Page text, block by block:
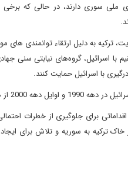
ملی سوری دارند، در حالی که
ترکیه به دلیل ارتقاء توانمندی
اسرائیل، گروه‌های نیابتی سنی
با اسرائیل حمایت کنند.
و اقتصادی برخوردار بودند.
برای جلوگیری از خطرات
ترکیه به سوریه و تلاش برای ایجاد